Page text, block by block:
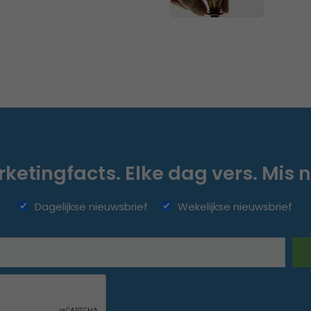
Elke dag vers. Mis
Dagelijkse nieuwsbrief Wekelijkse nieuwsbrief